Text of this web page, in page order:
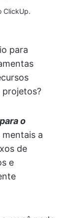
ClickUp.
para
projetos?
o
mentais a
de
e